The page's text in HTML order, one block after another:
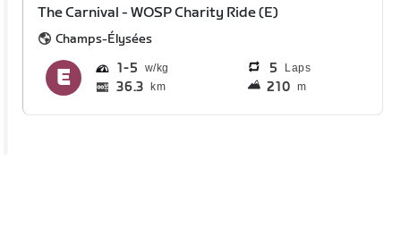
The Carnival - WOSP Charity Ride (E)
Champs-Élysées
1 5 5 Laps
36.3 km 210 m